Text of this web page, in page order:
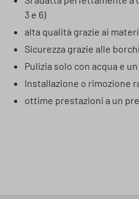
3 e 6)
alta qualità grazie ai
Sicurezza grazie alle
Pulizia solo con acqua e
Installazione o rimozione
ottime prestazioni a un